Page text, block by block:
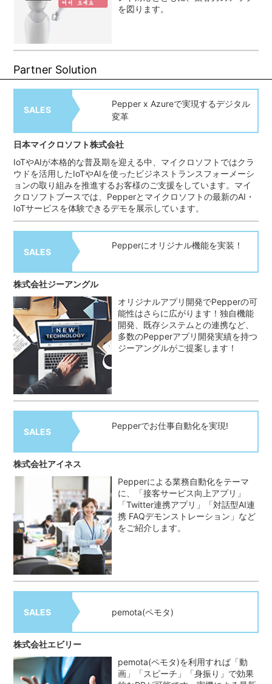
を図ります。
Partner Solution
Pepper x Azureで実現するデジタル
変革
SALES
日本マイクロソフト株式会社
IoTやAIが本格的な普及期を迎える中、マイクロソフトではクラ
ウドを活用したIoTやAIを使ったビジネストランスフォーメーシ
ョンの取り組みを推進するお客様のご支援をしています。マイ
クロソフトブースでは、Pepperとマイクロソフトの最新のAI・
IoTサービスを体験できるデモを展示しています。
Pepperにオリジナル機能を実装！
SALES
株式会社ジーアングル
オリジナルアプリ開発でPepperの可
能性はさらに広がります！独自機能
開発、既存システムとの連携など、
多数のPepperアプリ開発実績を持つ
ジーアングルがご提案します！
Pepperでお仕事自動化を実現!
SALES
株式会社アイネス
Pepperによる業務自動化をテーマ
に、「接客サービス向上アプリ」
「Twitter連携アプリ」「対話型AI連
携 FAQデモンストレーション」など
をご紹介します。
pemota(ペモタ)
SALES
株式会社エビリー
pemota(ペモタ)を利用すれば「動
画」「スピーチ」「身振り」で効果